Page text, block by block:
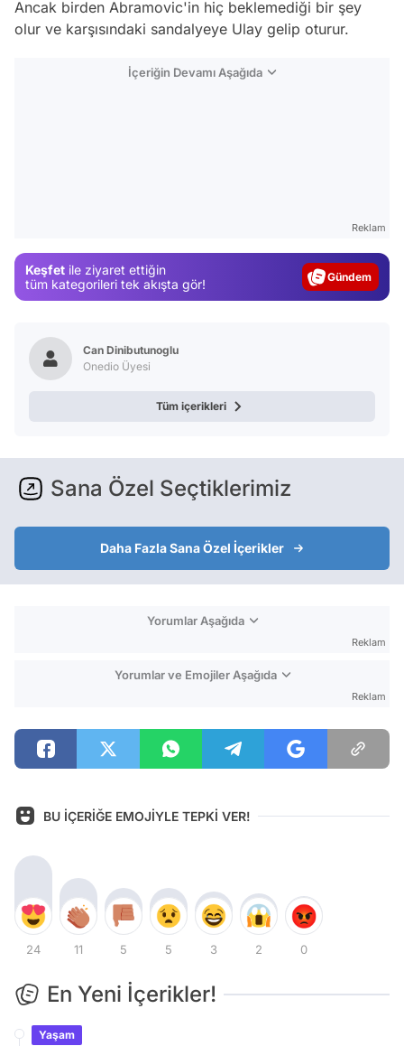
Ancak birden Abramovic'in hiç beklemediği bir şey
olur ve karşısındaki sandalyeye Ulay gelip oturur.
İçeriğin Devamı Aşağıda
Reklam
Keşfet ile ziyaret ettiğin
tüm kategorileri tek akışta gör!
Gündem
Can Dinibutunoglu
Onedio Üyesi
Tüm içerikleri
Sana Özel Seçtiklerimiz
Daha Fazla Sana Özel İçerikler
Yorumlar Aşağıda
Reklam
Yorumlar ve Emojiler Aşağıda
Reklam
BU İÇERİĞE EMOJİYLE TEPKİ VER!
24 11 5 5 3 2 0
En Yeni İçerikler!
Yaşam